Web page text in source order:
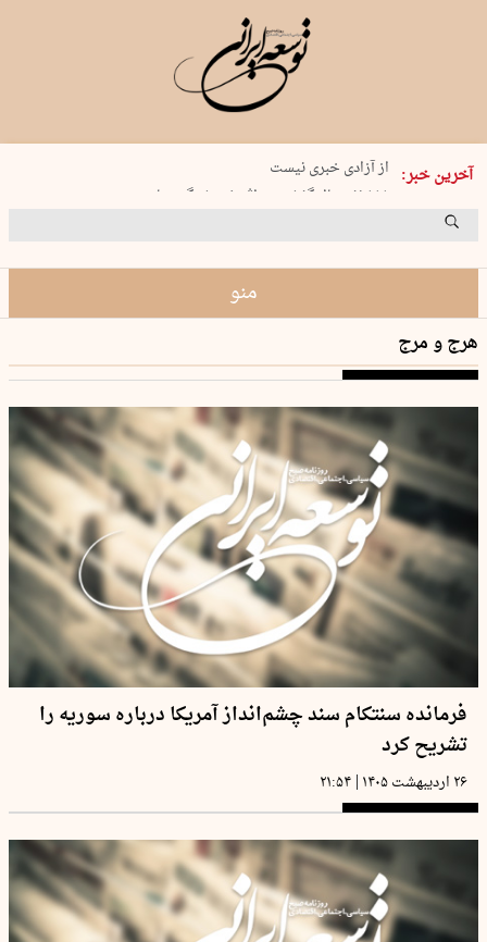
آخرین خبر:
۸۸۸ نفر سال گذشته بر اثر غرق‌شدگی جان …
غارت در روز روشن
حمید محرمیان، پایه‌گذار نشریه…
منو
هرج و مرج
فرمانده سنتکام سند چشم‌انداز آمریکا درباره سوریه را
تشریح کرد
۲۶ اردیبهشت ۱۴۰۵ | ۲۱:۵۴